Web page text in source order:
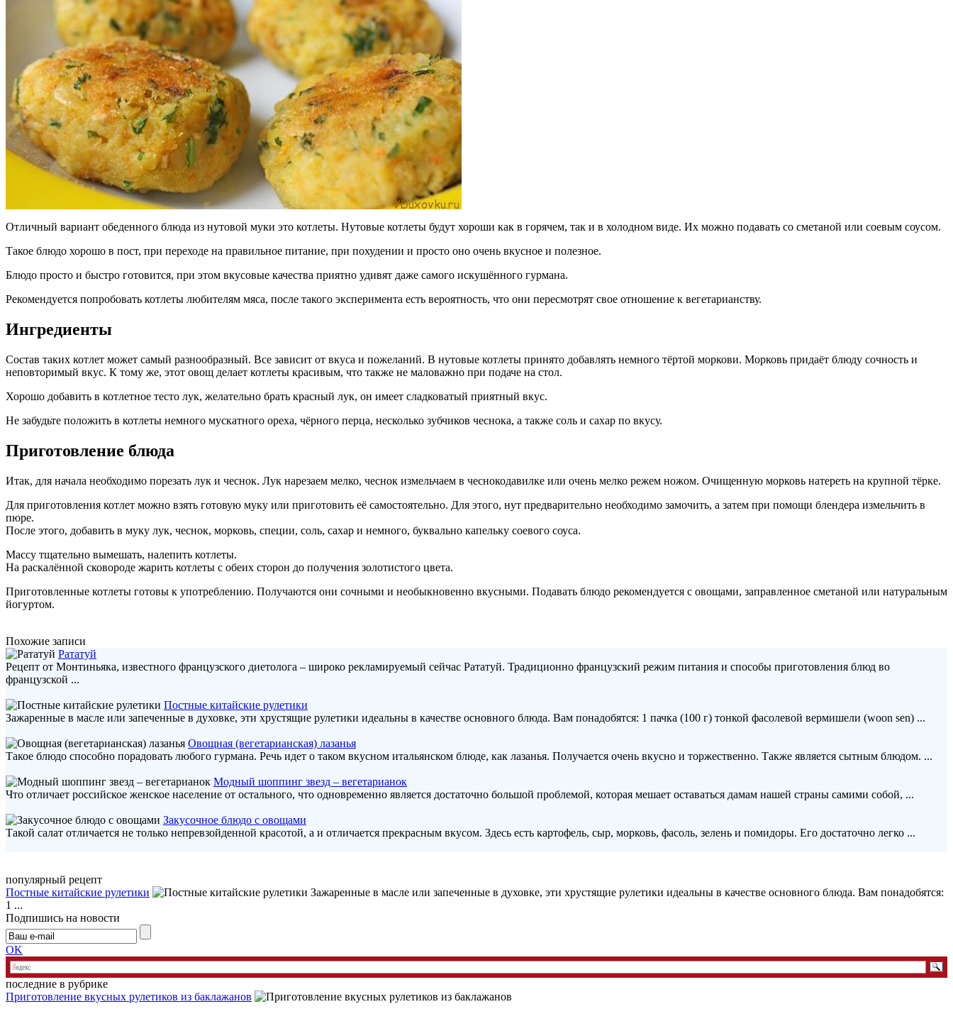
Отличный вариант обеденного блюда из нутовой муки это котлеты. Нутовые котлеты будут хороши как в горячем, так и в холодном виде. Их можно подавать со сметаной или соевым соусом.
Такое блюдо хорошо в пост, при переходе на правильное питание, при похудении и просто оно очень вкусное и полезное.
Блюдо просто и быстро готовится, при этом вкусовые качества приятно удивят даже самого искушённого гурмана.
Рекомендуется попробовать котлеты любителям мяса, после такого эксперимента есть вероятность, что они пересмотрят свое отношение к вегетарианству.
Ингредиенты
Состав таких котлет может самый разнообразный. Все зависит от вкуса и пожеланий. В нутовые котлеты принято добавлять немного тёртой моркови. Морковь придаёт блюду сочность и
неповторимый вкус. К тому же, этот овощ делает котлеты красивым, что также не маловажно при подаче на стол.
Хорошо добавить в котлетное тесто лук, желательно брать красный лук, он имеет сладковатый приятный вкус.
Не забудьте положить в котлеты немного мускатного ореха, чёрного перца, несколько зубчиков чеснока, а также соль и сахар по вкусу.
Приготовление блюда
Итак, для начала необходимо порезать лук и чеснок. Лук нарезаем мелко, чеснок измельчаем в чеснокодавилке или очень мелко режем ножом. Очищенную морковь натереть на крупной тёрке.
Для приготовления котлет можно взять готовую муку или приготовить её самостоятельно. Для этого, нут предварительно необходимо замочить, а затем при помощи блендера измельчить в
пюре.
После этого, добавить в муку лук, чеснок, морковь, специи, соль, сахар и немного, буквально капельку соевого соуса.
Массу тщательно вымешать, налепить котлеты.
На раскалённой сковороде жарить котлеты с обеих сторон до получения золотистого цвета.
Приготовленные котлеты готовы к употреблению. Получаются они сочными и необыкновенно вкусными. Подавать блюдо рекомендуется с овощами, заправленное сметаной или натуральным
йогуртом.
Похожие записи
Рататуй
Рецепт от Монтиньяка, известного французского диетолога – широко рекламируемый сейчас Рататуй. Традиционно французский режим питания и способы приготовления блюд во
французской ...
Постные китайские рулетики
Зажаренные в масле или запеченные в духовке, эти хрустящие рулетики идеальны в качестве основного блюда. Вам понадобятся: 1 пачка (100 г) тонкой фасолевой вермишели (woon sen) ...
Овощная (вегетарианская) лазанья
Такое блюдо способно порадовать любого гурмана. Речь идет о таком вкусном итальянском блюде, как лазанья. Получается очень вкусно и торжественно. Также является сытным блюдом. ...
Модный шоппинг звезд – вегетарианок
Что отличает российское женское население от остального, что одновременно является достаточно большой проблемой, которая мешает оставаться дамам нашей страны самими собой, ...
Закусочное блюдо с овощами
Такой салат отличается не только непревзойденной красотой, а и отличается прекрасным вкусом. Здесь есть картофель, сыр, морковь, фасоль, зелень и помидоры. Его достаточно легко ...
популярный рецепт
Постные китайские рулетики
Зажаренные в масле или запеченные в духовке, эти хрустящие рулетики идеальны в качестве основного блюда. Вам понадобятся:
1 ...
Подпишись на новости
OK
последние в рубрике
Приготовление вкусных рулетиков из баклажанов